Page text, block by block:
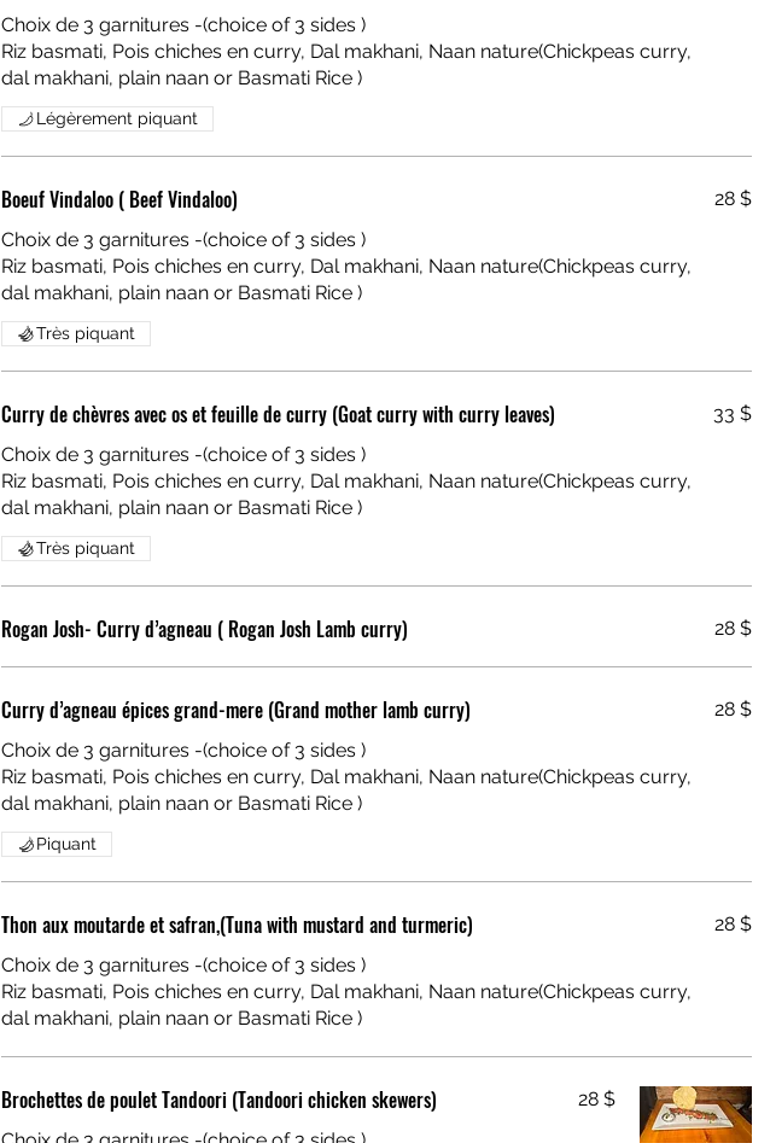
Choix de 3 garnitures -(choice of 3 sides )
Riz basmati, Pois chiches en curry, Dal makhani, Naan nature(Chickpeas curry,
Légèrement piquant
Boeuf Vindaloo ( Beef Vindaloo)
Choix de 3 garnitures -(choice of 3 sides )
Riz basmati, Pois chiches en curry, Dal makhani, Naan nature(Chickpeas curry,
28 $
Très piquant
Curry de chèvres avec os et feuille de curry (Goat curry with curry leaves)
Choix de 3 garnitures -(choice of 3 sides )
Riz basmati, Pois chiches en curry, Dal makhani, Naan nature(Chickpeas curry,
33 $
Très piquant
Rogan Josh- Curry d’agneau ( Rogan Josh Lamb curry) 28 $
Curry d’agneau épices grand-mere (Grand mother lamb curry)
Choix de 3 garnitures -(choice of 3 sides )
Riz basmati, Pois chiches en curry, Dal makhani, Naan nature(Chickpeas curry,
28 $
Piquant
Thon aux moutarde et safran,(Tuna with mustard and turmeric)
Choix de 3 garnitures -(choice of 3 sides )
Riz basmati, Pois chiches en curry, Dal makhani, Naan nature(Chickpeas curry,
28 $
Brochettes de poulet Tandoori (Tandoori chicken skewers) 28 $